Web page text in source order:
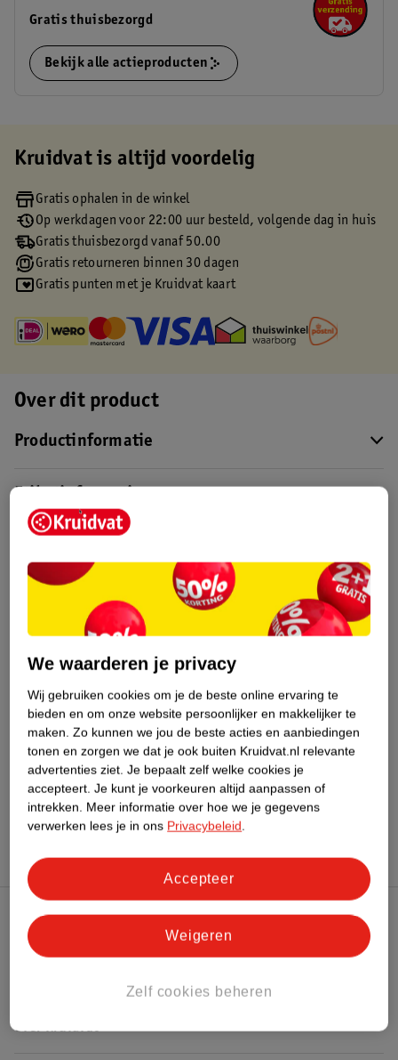
Gratis thuisbezorgd
Bekijk alle actieproducten
Kruidvat is altijd voordelig
Gratis ophalen in de winkel
Op werkdagen voor 22:00 uur besteld, volgende dag in huis
Gratis thuisbezorgd vanaf 50.00
Gratis retourneren binnen 30 dagen
Gratis punten met je Kruidvat kaart
Over dit product
Productinformatie
Dit product heeft (nog) geen Nature
Impact Score.
Meer informatie
Bekijk ook
MeerBisolvon Alle Hoestdrank
Kruidvat Club
Over Kruidvat
We waarderen je privacy
Wij gebruiken cookies om je de beste online ervaring te
bieden en om onze website persoonlijker en makkelijker te
maken. Zo kunnen we jou de beste acties en aanbiedingen
tonen en zorgen we dat je ook buiten Kruidvat.nl relevante
advertenties ziet. Je bepaalt zelf welke cookies je
accepteert. Je kunt je voorkeuren altijd aanpassen of
intrekken. Meer informatie over hoe we je gegevens
verwerken lees je in ons Privacybeleid.
Zelf cookies beheren
Weigeren
Accepteer